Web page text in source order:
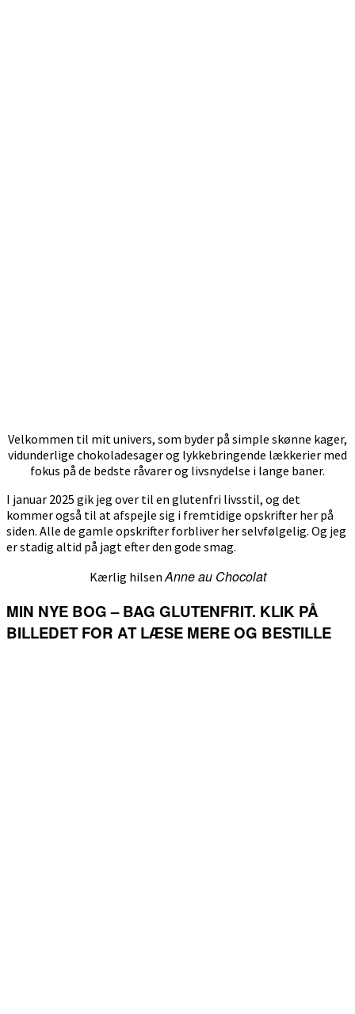
Velkommen til mit univers, som byder på simple skønne kager,
vidunderlige chokoladesager og lykkebringende lækkerier med
fokus på de bedste råvarer og livsnydelse i lange baner.
I januar 2025 gik jeg over til en glutenfri livsstil, og det
kommer også til at afspejle sig i fremtidige opskrifter her på
siden. Alle de gamle opskrifter forbliver her selvfølgelig. Og jeg
er stadig altid på jagt efter den gode smag.
Kærlig hilsenAnne au Chocolat
MIN NYE BOG – BAG GLUTENFRIT. KLIK PÅ
BILLEDET FOR AT LÆSE MERE OG BESTILLE